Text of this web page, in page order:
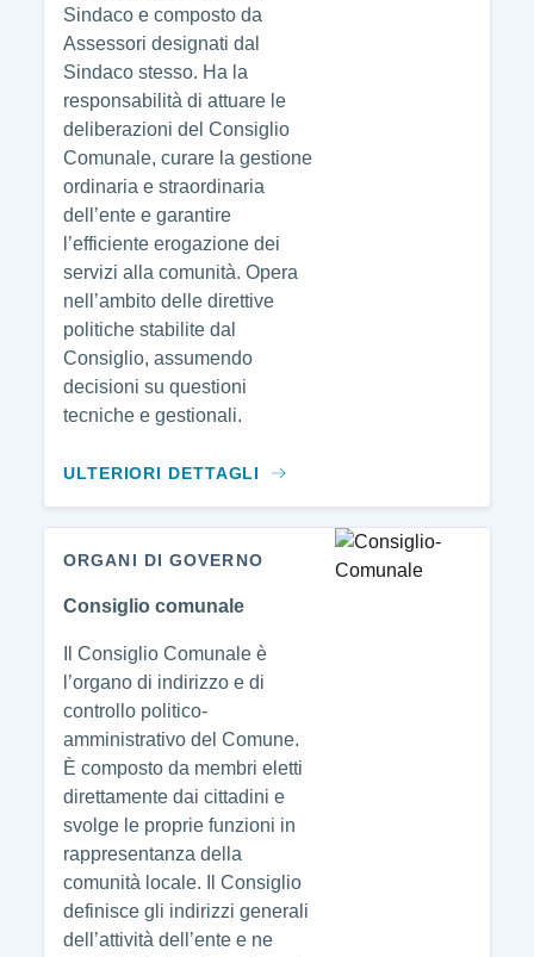
Sindaco e composto da
Assessori designati dal
Sindaco stesso. Ha la
responsabilità di attuare le
deliberazioni del Consiglio
Comunale, curare la gestione
ordinaria e straordinaria
dell’ente e garantire
l’efficiente erogazione dei
servizi alla comunità. Opera
nell’ambito delle direttive
politiche stabilite dal
Consiglio, assumendo
decisioni su questioni
tecniche e gestionali.
ULTERIORI DETTAGLI
ORGANI DI GOVERNO
Consiglio comunale
Il Consiglio Comunale è
l’organo di indirizzo e di
controllo politico-
amministrativo del Comune.
È composto da membri eletti
direttamente dai cittadini e
svolge le proprie funzioni in
rappresentanza della
comunità locale. Il Consiglio
definisce gli indirizzi generali
dell’attività dell’ente e ne